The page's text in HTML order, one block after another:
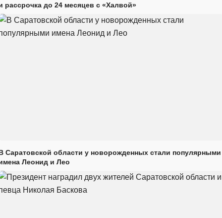
рассрочка до 24 месяцев с «Халвой»
Саратовской области у новорожденных стали популярными
Леонид и Лео